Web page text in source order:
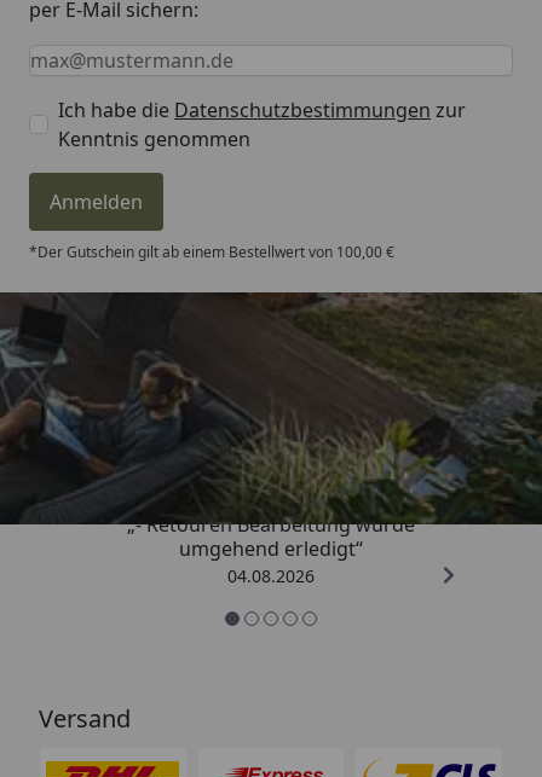
per E-Mail sichern:
Keine Eingabe erforderlich
Eingabe erforderlich
E-Mail *
Ich habe die Datenschutzbestimmungen zur
Kenntnis genommen
Anmelden
*Der Gutschein gilt ab einem Bestellwert von 100,00 €
Trusted Shops
4,81/ 5
„- Retouren Bearbeitung wurde
umgehend erledigt“
04.08.2026
Versand